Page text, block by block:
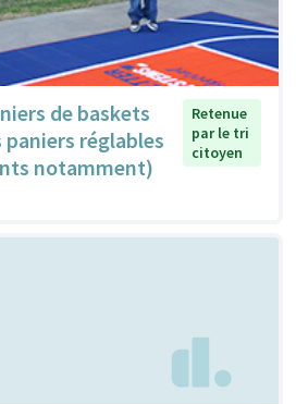
de baskets
paniers réglables
notamment)
Retenue
par le tri
citoyen